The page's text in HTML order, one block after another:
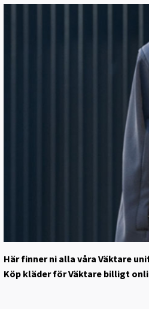
Här finner ni alla våra Väktare
Köp kläder för Väktare billigt